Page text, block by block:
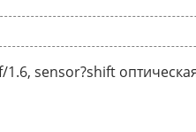
sensor?shift